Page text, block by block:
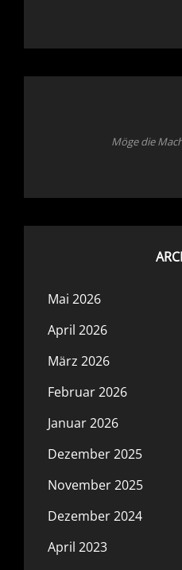
Möge die
Mai 2026
April 2026
März 2026
Februar 2026
Januar 2026
Dezember 2025
November 2025
Dezember 2024
April 2023